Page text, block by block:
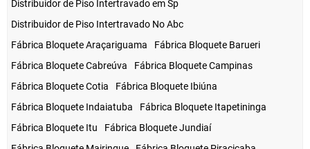
Distribuidor de Piso Intertravado em Sp
Distribuidor de Piso Intertravado No Abc
Fábrica Bloquete Araçariguama
Fábrica Bloquete Barueri
Fábrica Bloquete Cabreúva
Fábrica Bloquete Campinas
Fábrica Bloquete Cotia
Fábrica Bloquete Ibiúna
Fábrica Bloquete Indaiatuba
Fábrica Bloquete Itapetininga
Fábrica Bloquete Itu
Fábrica Bloquete Jundiaí